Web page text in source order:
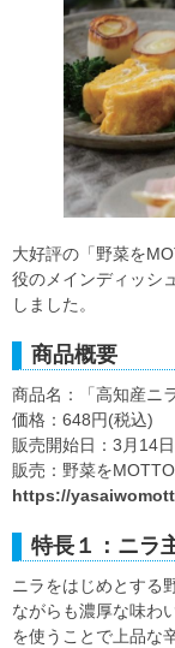
大好評の「野菜を
役のメインディッシ
しました。
商品概要
商品名：「高知産ニ
価格：648円(税込)
販売開始日：3月14日
販売：野菜を
https://
特長１：ニラ
ニラをはじめとする
ながらも濃厚な味わ
を使うことで上品な